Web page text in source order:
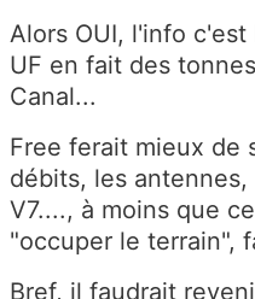
Alors OUI, l'info
UF en fait des
Canal...
Free ferait mieux de
débits, les
V7...., à moins que
"occuper le terrain",
Bref, il faudrait